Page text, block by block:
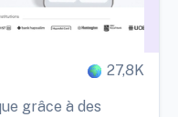
27,8K
grâce à des